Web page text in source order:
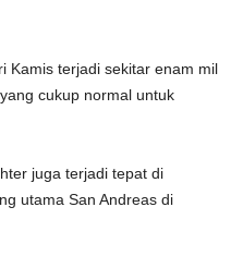
Kamis terjadi sekitar enam mil
cukup normal untuk
juga terjadi tepat di
utama San Andreas di